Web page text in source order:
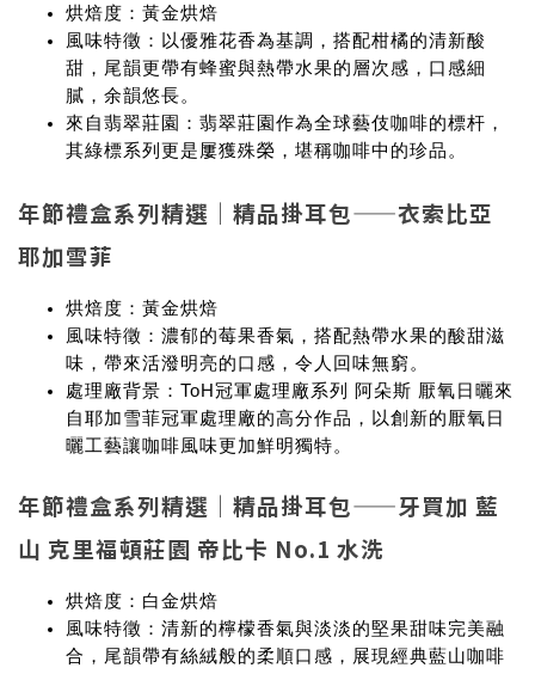
烘焙度 ：黃金烘焙
風味特徵 ：以優雅花香為基調，搭配柑橘的清新酸
甜，尾韻更帶有蜂蜜與熱帶水果的層次感，口感細
膩，余韻悠長。
來自翡翠莊園
：翡翠莊園作為全球藝伎咖啡的標杆，
其綠標系列更是屢獲殊榮，堪稱咖啡中的珍品。
年節禮盒系列精選｜精品掛耳包——衣索比亞
耶加雪菲
烘焙度 ：黃金烘焙
風味特徵 ：濃郁的莓果香氣，搭配熱帶水果的酸甜滋
味，帶來活潑明亮的口感，令人回味無窮。
處理廠背景 ：ToH冠軍處理廠系列 阿朵斯 厭氧日曬來
自耶加雪菲冠軍處理廠的高分作品，以創新的厭氧日
曬工藝讓咖啡風味更加鮮明獨特。
年節禮盒系列精選｜精品掛耳包——牙買加 藍
山 克里福頓莊園 帝比卡 No.1 水洗
烘焙度 ：白金烘焙
風味特徵 ：清新的檸檬香氣與淡淡的堅果甜味完美融
合，尾韻帶有絲絨般的柔順口感，展現經典藍山咖啡